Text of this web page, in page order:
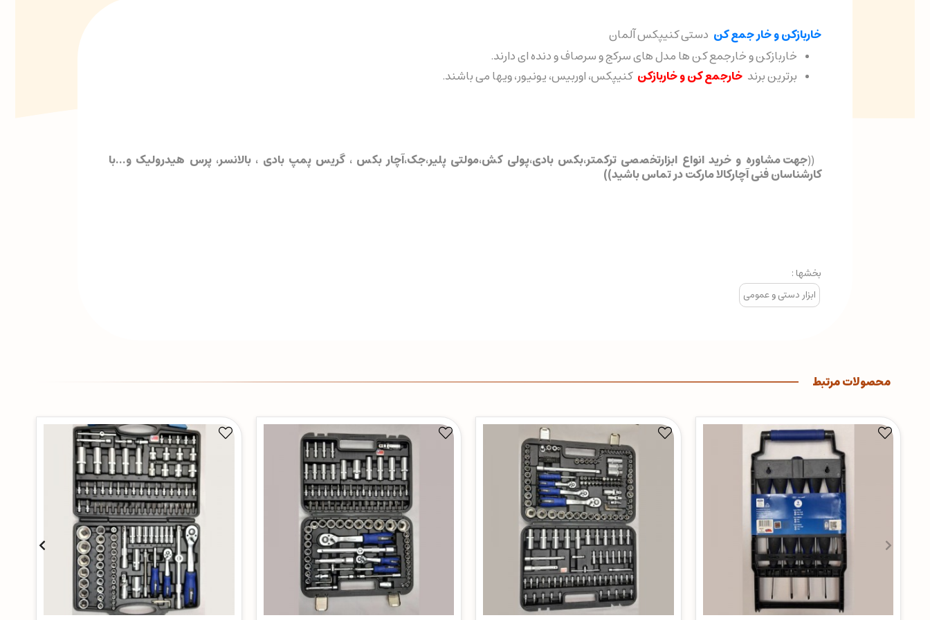
خاربازکن و خار جمع کن دستی کنیپکس آلمان
خاربازکن و خارجمع کن ها مدل های سرکج و سرصاف و دنده ای دارند.
برترین برند خارجمع کن و خاربازکن کنیپکس، اوربیس، یونیور، ویها می باشند.
((جهت مشاوره و خرید انواع ابزارتخصصی ترکمتر،بکس بادی،پولی کش،مولتی پلیر،جک،آچار بکس ، گریس پمپ بادی ، بالانسر، پرس هیدرولیک و...با
کارشناسان فنی آچارکالا مارکت در تماس باشید)
)
بخشها :
ابزار دستی و عمومی
محصولات مرتبط